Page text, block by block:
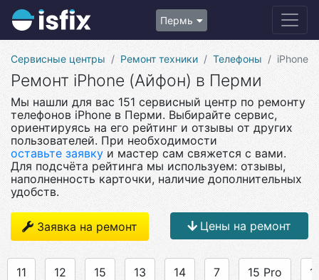
Пермь
Сервисные центры Ремонт техники Телефоны iPhone
Ремонт iPhone (Айфон) в Перми
Мы нашли для вас 151 сервисный центр по ремонту
телефонов iPhone в Перми. Выбирайте сервис,
ориентируясь на его рейтинг и отзывы от других
пользователей. При необходимости
оставьте заявку и мастер сам свяжется с вами.
Для подсчёта рейтинга мы используем: отзывы,
наполненность карточки, наличие дополнительных
удобств.
Заявка на ремонт Цены на ремонт
11 12 15 13 14 7 15 Pro